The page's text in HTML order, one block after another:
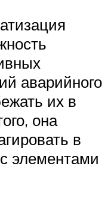
аварийного
их в
она
в
элементами